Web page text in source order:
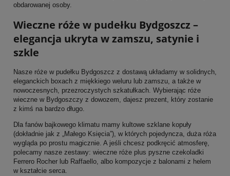
obdarowanej osoby.
Wieczne róże w pudełku Bydgoszcz –
elegancja ukryta w zamszu, satynie i
szkle
Nasze róże w pudełku Bydgoszcz z dostawą układamy w solidnych,
eleganckich boxach z miękkiego weluru lub zamszu, a także w
nowoczesnych, przezroczystych szkatułkach. Wybierając róże
wieczne w Bydgoszczy z dowozem, dajesz prezent, który zostanie
z kimś na bardzo długo.
Dla fanów bajkowego klimatu mamy kultowe szklane kopuły
(dokładnie jak z „Małego Księcia”), w których pojedyncza, duża róża
wygląda po prostu magicznie. A jeśli chcesz podkręcić atmosferę,
polecamy nasze zestawy: wieczne róże plus pyszne czekoladki
Ferrero Rocher lub Raffaello, albo kompozycje z balonami z helem
w kształcie serca.